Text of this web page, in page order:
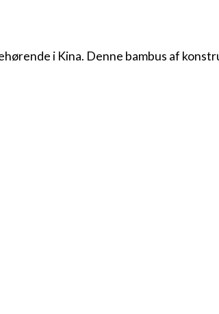
i Kina. Denne bambus af